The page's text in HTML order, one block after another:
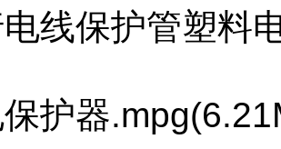
保护管塑料电
护器